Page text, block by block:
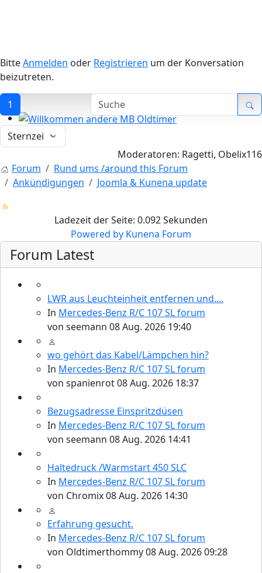
Willkommen andere MB Oldtimer
Werkstatt Artikel
107er Technik
BitteAnmelden oder Registrieren um der Konversation
beizutreten.
1
Moderatoren: Ragetti, Obelix116
Forum
Rund ums /around this Forum
Ankündigungen
Joomla & Kunena update
Ladezeit der Seite: 0.092 Sekunden
Powered by Kunena Forum
Forum Latest
LWR aus Leuchteinheit entfernen und....
In Mercedes-Benz R/C 107 SL forum
von seemann 08 Aug. 2026 19:40
wo gehört das Kabel/Lämpchen hin?
In Mercedes-Benz R/C 107 SL forum
von spanienrot08 Aug. 2026 18:37
Bezugsadresse Einspritzdüsen
In Mercedes-Benz R/C 107 SL forum
von seemann 08 Aug. 2026 14:41
Haltedruck /Warmstart 450 SLC
In Mercedes-Benz R/C 107 SL forum
von Chromix08 Aug. 2026 14:30
Erfahrung gesucht.
In Mercedes-Benz R/C 107 SL forum
von Oldtimerthommy08 Aug. 2026 09:28